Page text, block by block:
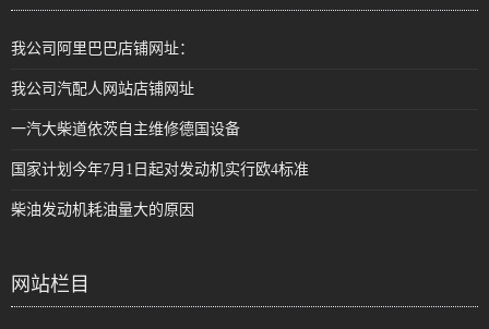
我公司阿里巴巴店铺网址：
我公司汽配人网站店铺网址
一汽大柴道依茨自主维修德国设备
国家计划今年7月1日起对发动机实行欧4标准
柴油发动机耗油量大的原因
网站栏目